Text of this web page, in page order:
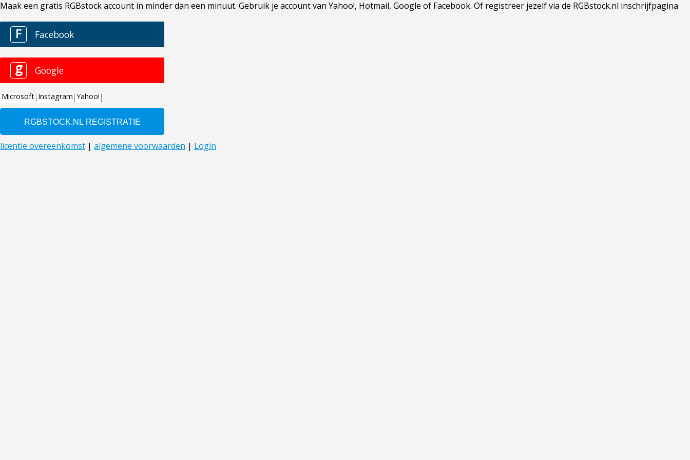
Maak een gratis RGBstock account in minder dan een minuut. Gebruik je account van Yahoo!, Hotmail, Google of Facebook. Of registreer jezelf via de RGBstock.nl inschrijfpagina
F Facebook
g Google
Microsoft Instagram Yahoo!
licentie overeenkomst | algemene voorwaarden | Login